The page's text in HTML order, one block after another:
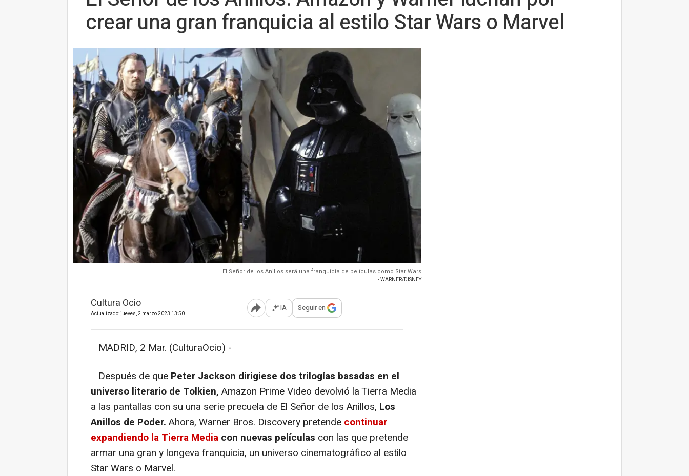
crear una gran franquicia al estilo Star Wars o Marvel
El Señor de los Anillos será una franquicia de películas como Star Wars
- WARNER/DISNEY
Cultura Ocio
Actualizado: jueves, 2 marzo 2023 13:50 Abrir opciones para compartir
IA Seguir en
MADRID, 2 Mar. (CulturaOcio) -
Después de que Peter Jackson dirigiese dos trilogías basadas en el
universo literario de Tolkien, Amazon Prime Video devolvió la Tierra Media
a las pantallas con su una serie precuela de El Señor de los Anillos, Los
Anillos de Poder. Ahora, Warner Bros. Discovery pretende continuar
expandiendo la Tierra Media con nuevas películas con las que pretende
armar una gran y longeva franquicia, un universo cinematográfico al estilo
Star Wars o Marvel.